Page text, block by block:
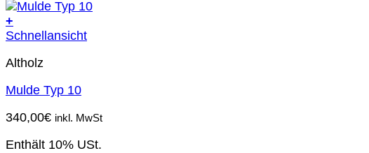
+
Schnellansicht
Altholz
Mulde Typ 10
340,00€ inkl. MwSt
Enthält 10% USt.